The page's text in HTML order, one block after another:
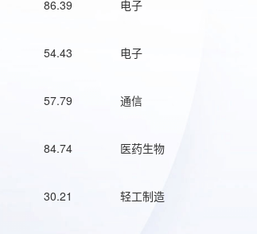
86.39 电子
54.43 电子
57.79 通信
84.74 医药生物
30.21 轻工制造